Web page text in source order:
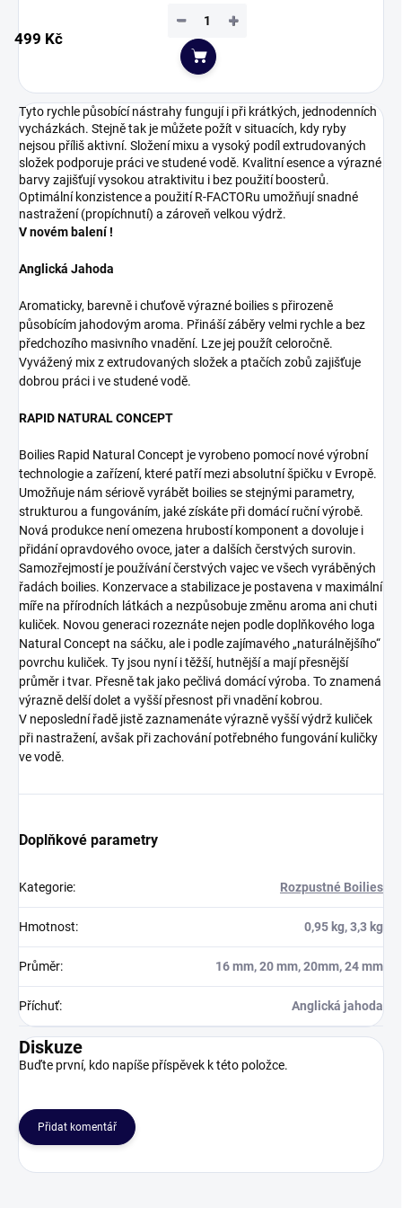
499 Kč
+
−
Do košíku
Tyto rychle působící nástrahy fungují i při krátkých, jednodenních
vycházkách. Stejně tak je můžete požít v situacích, kdy ryby
nejsou příliš aktivní. Složení mixu a vysoký podíl extrudovaných
složek podporuje práci ve studené vodě. Kvalitní esence a výrazné
barvy zajišťují vysokou atraktivitu i bez použití boosterů.
Optimální konzistence a použití R-FACTORu umožňují snadné
nastražení (propíchnutí) a zároveň velkou výdrž.
V novém balení !
Anglická Jahoda
Aromaticky, barevně i chuťově výrazné boilies s přirozeně
působícím jahodovým aroma. Přináší záběry velmi rychle a bez
předchozího masivního vnadění. Lze jej použít celoročně.
Vyvážený mix z extrudovaných složek a ptačích zobů zajišťuje
dobrou práci i ve studené vodě.
RAPID NATURAL CONCEPT
Boilies Rapid Natural Concept je vyrobeno pomocí nové výrobní
technologie a zařízení, které patří mezi absolutní špičku v Evropě.
Umožňuje nám sériově vyrábět boilies se stejnými parametry,
strukturou a fungováním, jaké získáte při domácí ruční výrobě.
Nová produkce není omezena hrubostí komponent a dovoluje i
přidání opravdového ovoce, jater a dalších čerstvých surovin.
Samozřejmostí je používání čerstvých vajec ve všech vyráběných
řadách boilies. Konzervace a stabilizace je postavena v maximální
míře na přírodních látkách a nezpůsobuje změnu aroma ani chuti
kuliček. Novou generaci rozeznáte nejen podle doplňkového loga
Natural Concept na sáčku, ale i podle zajímavého „naturálnějšího“
povrchu kuliček. Ty jsou nyní i těžší, hutnější a mají přesnější
průměr i tvar. Přesně tak jako pečlivá domácí výroba. To znamená
výrazně delší dolet a vyšší přesnost při vnadění kobrou.
V neposlední řadě jistě zaznamenáte výrazně vyšší výdrž kuliček
při nastražení, avšak při zachování potřebného fungování kuličky
ve vodě.
Doplňkové parametry
Kategorie: Rozpustné Boilies
Hmotnost: 0,95 kg, 3,3 kg
Průměr: 16 mm, 20 mm, 20mm, 24 mm
Příchuť: Anglická jahoda
Diskuze
Buďte první, kdo napíše příspěvek k této položce.
Přidat komentář